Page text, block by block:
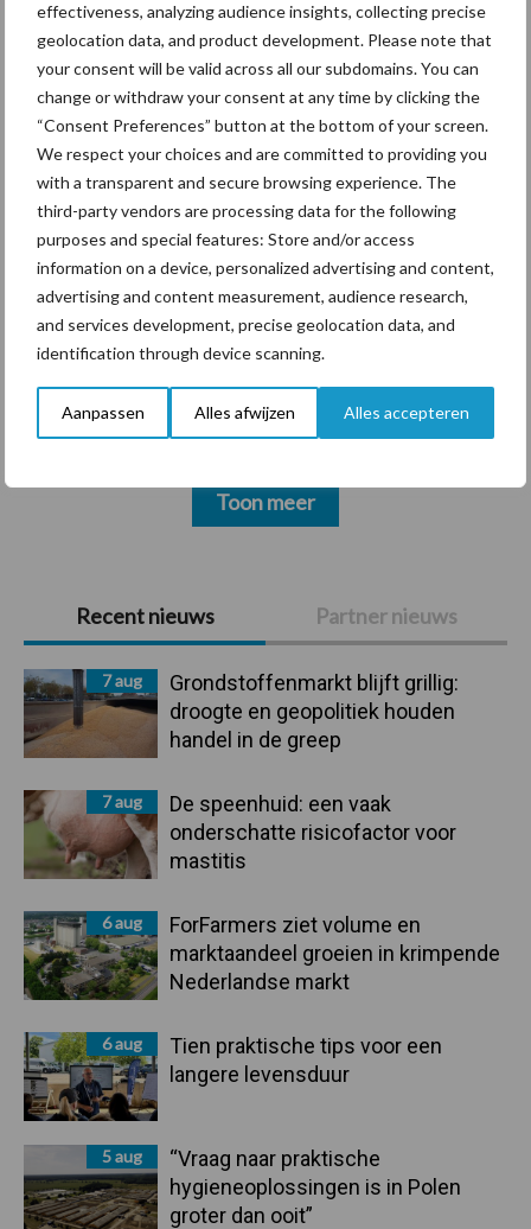
effectiveness, analyzing audience insights, collecting precise
geolocation data, and product development. Please note that
your consent will be valid across all our subdomains. You can
change or withdraw your consent at any time by clicking the
“Consent Preferences” button at the bottom of your screen.
We respect your choices and are committed to providing you
with a transparent and secure browsing experience. The
third-party vendors are processing data for the following
purposes and special features: Store and/or access
information on a device, personalized advertising and content,
advertising and content measurement, audience research,
and services development, precise geolocation data, and
identification through device scanning.
Aanpassen Alles afwijzen Alles accepteren
Primaire
Sidebar
Recent nieuws Partner nieuws
7 aug
Grondstoffenmarkt blijft grillig:
droogte en geopolitiek houden
handel in de greep
7 aug
De speenhuid: een vaak
onderschatte risicofactor voor
mastitis
6 aug
ForFarmers ziet volume en
marktaandeel groeien in krimpende
Nederlandse markt
6 aug
Tien praktische tips voor een
langere levensduur
5 aug
“Vraag naar praktische
hygieneoplossingen is in Polen
groter dan ooit”
krimpende Nederlandse
markt
Themapagina's
Diergezondheid Bemesting Fokkerij
Belgisch witblauw Droogstand
Toon meer